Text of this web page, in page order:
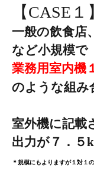
【CASE１
一般の飲食店
など小規模で
業務用室内機
のような組み
室外機に記載
出力が ７．５
＊規模にもよりますが１対１